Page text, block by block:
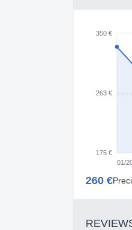
175 €
263 €
350 €
01/
260 €